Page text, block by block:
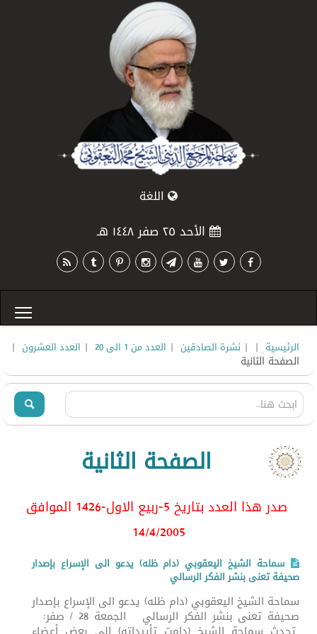
اللغة
الأحد ٢٥ صفر ١٤٤٨ هـ
الرئيسية |
| نشرة الصادقين | العدد من 1 الى 20 | العدد العشرون |
الصفحة الثانية
الصفحة الثانية
صدر هذا العدد بتاريخ 5-ربيع الاول-1426 الموافق
14/4/2005
سماحة الشيخ اليعقوبي (دام ظله) يدعو الى الإسراع بإصدار
صحيفة تعنى بنشر الفكر الرسالي
سماحة الشيخ اليعقوبي (دام ظله) يدعو الى الإسراع بإصدار
صحيفة تعنى بنشر الفكر الرسالي الجمعة 28 / صفر: